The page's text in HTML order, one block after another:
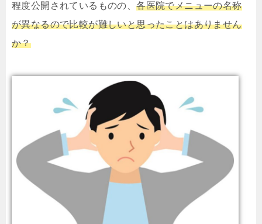
程度公開されているものの、各医院でメニューの名称
が異なるので比較が難しいと思ったことはありません
か？